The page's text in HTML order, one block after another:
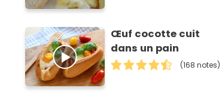
Œuf cocotte cuit
dans un pain
(168 notes)